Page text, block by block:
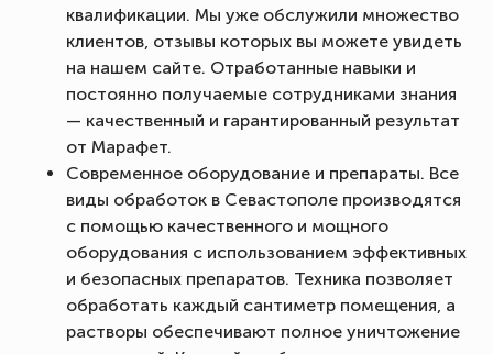
квалификации. Мы уже обслужили множество
клиентов, отзывы которых вы можете увидеть
на нашем сайте. Отработанные навыки и
постоянно получаемые сотрудниками знания
— качественный и гарантированный результат
от Марафет.
Современное оборудование и препараты. Все
виды обработок в Севастополе производятся
с помощью качественного и мощного
оборудования с использованием эффективных
и безопасных препаратов. Техника позволяет
обработать каждый сантиметр помещения, а
растворы обеспечивают полное уничтожение